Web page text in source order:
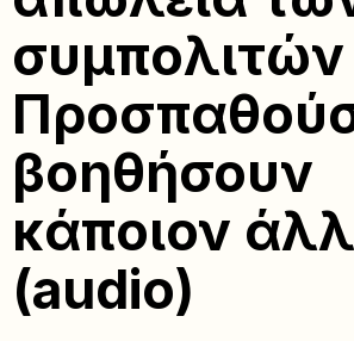
βοηθήσουν
κάποιον
(audio)